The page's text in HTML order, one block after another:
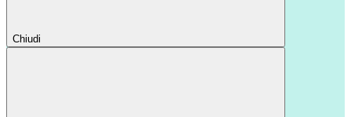
Chiudi